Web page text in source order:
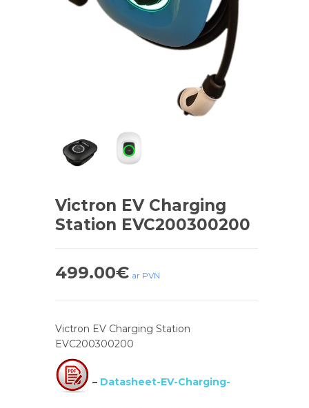
Victron EV Charging
Station EVC200300200
499.00€ ar PVN
Victron EV Charging Station
EVC200300200
– Datasheet-EV-Charging-